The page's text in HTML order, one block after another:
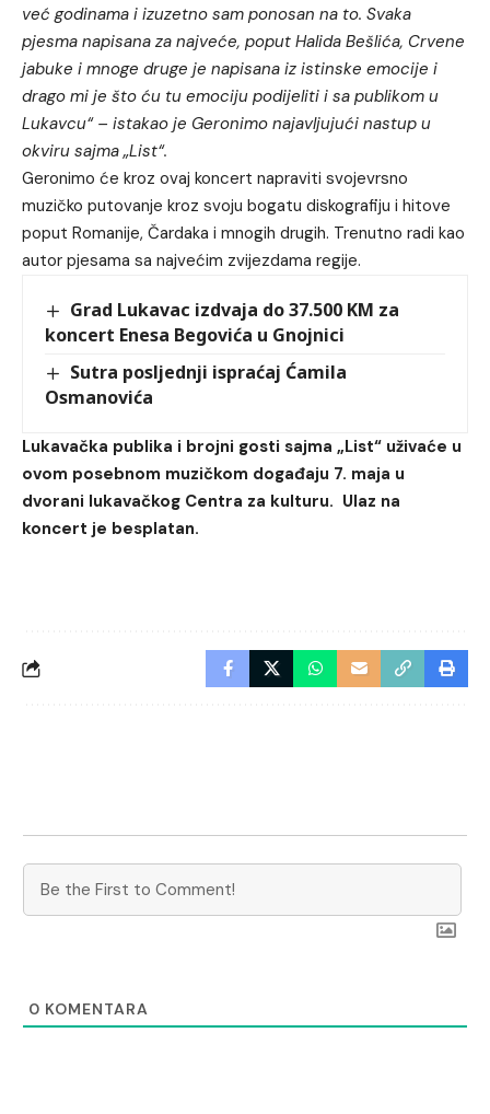
već godinama i izuzetno sam ponosan na to. Svaka
pjesma napisana za najveće, poput Halida Bešlića, Crvene
jabuke i mnoge druge je napisana iz istinske emocije i
drago mi je što ću tu emociju podijeliti i sa publikom u
Lukavcu“ – istakao je Geronimo najavljujući nastup u
okviru sajma „List“.
Geronimo će kroz ovaj koncert napraviti svojevrsno
muzičko putovanje kroz svoju bogatu diskografiju i hitove
poput Romanije, Čardaka i mnogih drugih. Trenutno radi kao
autor pjesama sa najvećim zvijezdama regije.
Grad Lukavac izdvaja do 37.500 KM za
koncert Enesa Begovića u Gnojnici
Sutra posljednji ispraćaj Ćamila
Osmanovića
Lukavačka publika i brojni gosti sajma „List“ uživaće u
ovom posebnom muzičkom događaju 7. maja u
dvorani lukavačkog Centra za kulturu. Ulaz na
koncert je besplatan.
0 KOMENTARA